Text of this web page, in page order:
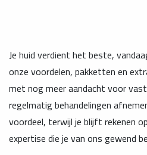
Je huid verdient het beste,
onze voordelen, pakketten en
met nog meer aandacht voor
regelmatig behandelingen
voordeel, terwijl je blijft rekenen
expertise die je van ons gewend